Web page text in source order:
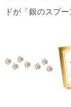
ドが「銀のスプ